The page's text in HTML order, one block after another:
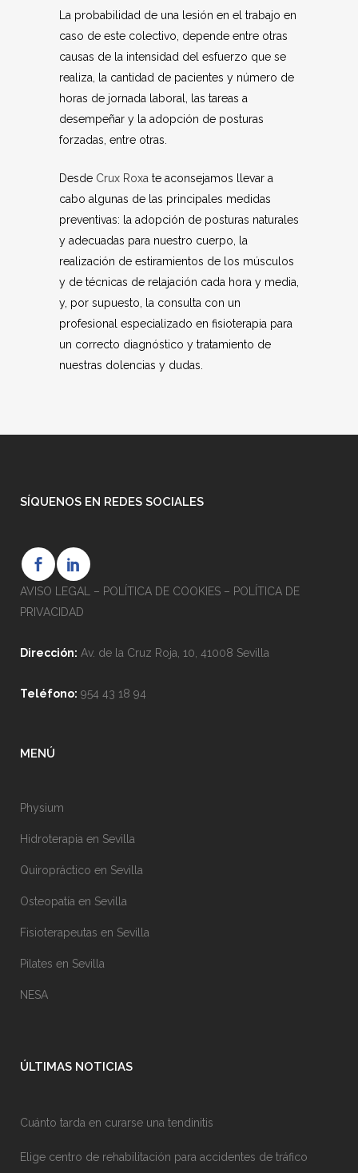
La probabilidad de una lesión en el trabajo en
caso de este colectivo, depende entre otras
causas de la intensidad del esfuerzo que se
realiza, la cantidad de pacientes y número de
horas de jornada laboral, las tareas a
desempeñar y la adopción de posturas
forzadas, entre otras.
Desde Crux Roxa te aconsejamos llevar a
cabo algunas de las principales medidas
preventivas: la adopción de posturas naturales
y adecuadas para nuestro cuerpo, la
realización de estiramientos de los músculos
y de técnicas de relajación cada hora y media,
y, por supuesto, la consulta con un
profesional especializado en fisioterapia para
un correcto diagnóstico y tratamiento de
nuestras dolencias y dudas.
SÍQUENOS EN REDES SOCIALES
AVISO LEGAL – POLÍTICA DE COOKIES – POLÍTICA DE
PRIVACIDAD
Dirección: Av. de la Cruz Roja, 10, 41008 Sevilla
Teléfono: 954 43 18 94
MENÚ
Physium
Hidroterapia en Sevilla
Quiropráctico en Sevilla
Osteopatía en Sevilla
Fisioterapeutas en Sevilla
Pilates en Sevilla
NESA
ÚLTIMAS NOTICIAS
Cuánto tarda en curarse una tendinitis
Elige centro de rehabilitación para accidentes de tráfico